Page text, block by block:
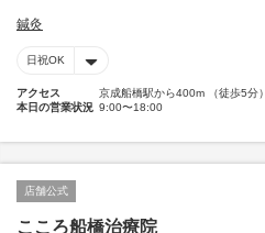
鍼灸
日祝OK
アクセス
京成船橋駅から400m （徒歩5分）
本日の営業状況 9:00〜18:00
店舗公式
こころ船橋治療院